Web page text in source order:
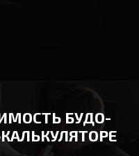
БУДО-